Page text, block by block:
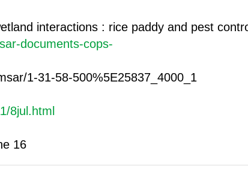
interactions : rice paddy and pest
documents-cops-
1-31-58-500%5E25837_4000_1
8jul.html
16